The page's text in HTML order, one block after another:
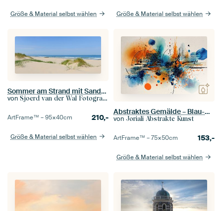
Größe & Material selbst wählen Größe & Material selbst wählen
Sommer am Strand mit Sanddünen und Wellen
von Sjoerd van der Wal Fotografie
ArtFrame™ –95×40cm 210,-
Größe & Material selbst wählen
Abstraktes Gemälde – Blau-Orange, lebendig und dynamisch
von Joriali Abstrakte Kunst
ArtFrame™ –75×50cm 153,-
Größe & Material selbst wählen